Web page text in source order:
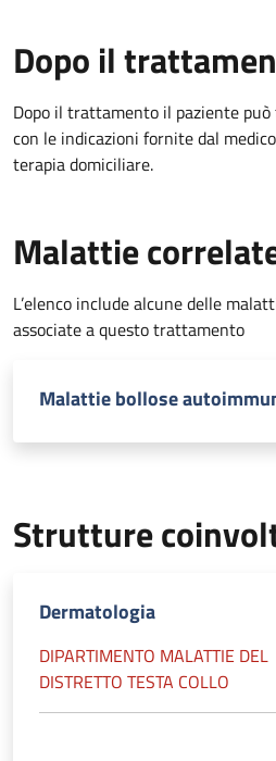
Dopo il
Dopo il trattamento il paziente
con le indicazioni fornite dal
terapia domiciliare.
Malattie
L’elenco include alcune delle
associate a questo trattamento
Malattie bollose
Strutture
Dermatologia
DIPARTIMENTO MALATTIE DEL
DISTRETTO TESTA COLLO